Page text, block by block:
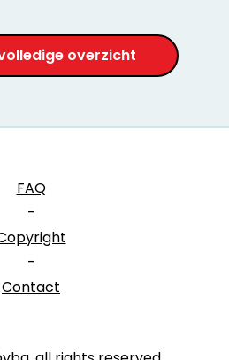
overzicht
FAQ
-
-
Contact